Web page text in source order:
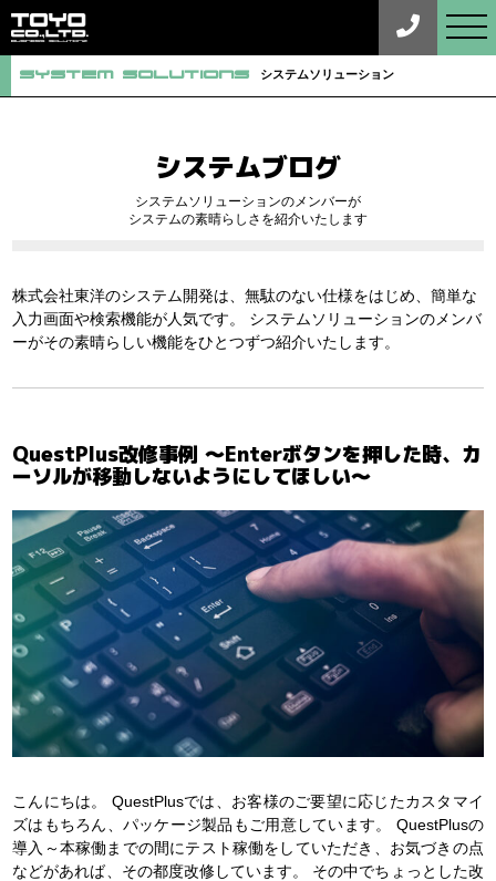
System Solutions システムソリューション
システムブログ
システムソリューションのメンバーが
システムの素晴らしさを紹介いたします
株式会社東洋のシステム開発は、無駄のない仕様をはじめ、簡単な
入力画面や検索機能が人気です。
システムソリューションのメンバ
ーがその素晴らしい機能をひとつずつ紹介いたします。
QuestPlus改修事例 〜Enterボタンを押した時、カ
ーソルが移動しないようにしてほしい〜
こんにちは。
QuestPlusでは、お客様のご要望に応じたカスタマイ
ズはもちろん、パッケージ製品もご用意しています。
QuestPlusの
導入～本稼働までの間にテスト稼働をしていただき、お気づきの点
などがあれば、その都度改修しています。
その中でちょっとした改